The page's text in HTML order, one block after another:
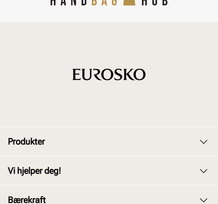
Produkter
Barn
Vi hjelper deg!
Bærekraft